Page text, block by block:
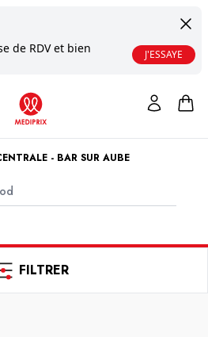
de RDV et bien
J'ESSAYE
- BAR SUR AUBE
FILTRER